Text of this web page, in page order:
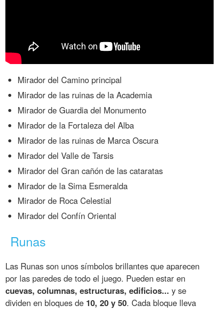
Mirador del Camino principal
Mirador de las ruinas de la Academia
Mirador de Guardia del Monumento
Mirador de la Fortaleza del Alba
Mirador de las ruinas de Marca Oscura
Mirador del Valle de Tarsis
Mirador del Gran cañón de las cataratas
Mirador de la Sima Esmeralda
Mirador de Roca Celestial
Mirador del Confín Oriental
Runas
Las Runas son unos símbolos brillantes que aparecen
por las paredes de todo el juego. Pueden estar en
cuevas, columnas, estructuras, edificios... y se
dividen en bloques de 10, 20 y 50. Cada bloque lleva